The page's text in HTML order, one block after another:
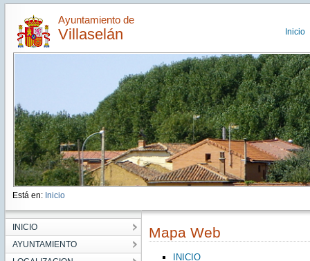
Ayuntamiento de
Villaselán Inicio
Está en: Inicio
INICIO
AYUNTAMIENTO
Mapa Web
INICIO